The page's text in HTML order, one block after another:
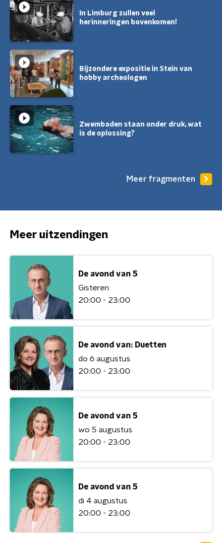
In Limburg zullen veel
herinneringen bovenkomen!
Bijzondere expositie in Stein van
hobby archeologen
Zwembaden staan onder druk, wat
is de oplossing?
Meer fragmenten
Meer uitzendingen
De avond van 5
Gisteren
20:00 - 23:00
De avond van: Duetten
do 6 augustus
20:00 - 23:00
De avond van 5
wo 5 augustus
20:00 - 23:00
De avond van 5
di 4 augustus
20:00 - 23:00